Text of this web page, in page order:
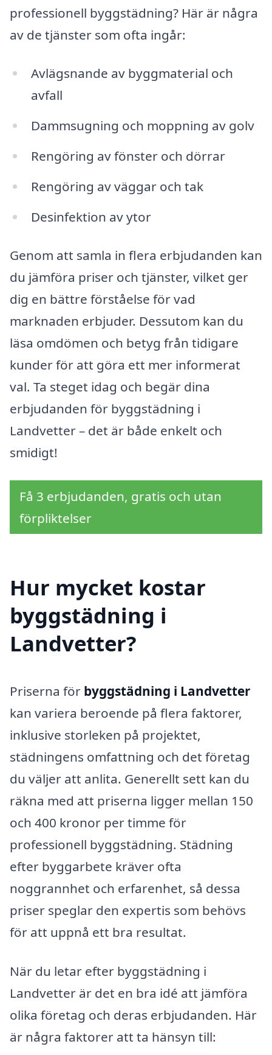
professionell byggstädning? Här är några
av de tjänster som ofta ingår:
Avlägsnande av byggmaterial och
avfall
Dammsugning och moppning av golv
Rengöring av fönster och dörrar
Rengöring av väggar och tak
Desinfektion av ytor
Genom att samla in flera erbjudanden kan
du jämföra priser och tjänster, vilket ger
dig en bättre förståelse för vad
marknaden erbjuder. Dessutom kan du
läsa omdömen och betyg från tidigare
kunder för att göra ett mer informerat
val. Ta steget idag och begär dina
erbjudanden för byggstädning i
Landvetter – det är både enkelt och
smidigt!
Få 3 erbjudanden, gratis och utan
förpliktelser
Hur mycket kostar
byggstädning i
Landvetter?
Priserna för byggstädning i Landvetter
kan variera beroende på flera faktorer,
inklusive storleken på projektet,
städningens omfattning och det företag
du väljer att anlita. Generellt sett kan du
räkna med att priserna ligger mellan 150
och 400 kronor per timme för
professionell byggstädning. Städning
efter byggarbete kräver ofta
noggrannhet och erfarenhet, så dessa
priser speglar den expertis som behövs
för att uppnå ett bra resultat.
När du letar efter byggstädning i
Landvetter är det en bra idé att jämföra
olika företag och deras erbjudanden. Här
är några faktorer att ta hänsyn till: